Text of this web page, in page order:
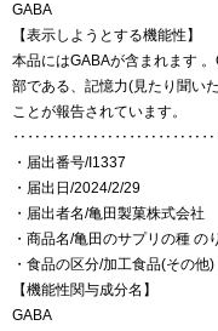
GABA
【表示しようとする機能性】
本品にはGABAが含まれます
部である、記憶力(見たり聞い
ことが報告されています。
・届出番号/I1337
・届出日/2024/2/29
・届出者名/亀田製菓株式会社
・商品名/亀田のサプリの種 の
・食品の区分/加工食品(その他)
【機能性関与成分名】
GABA